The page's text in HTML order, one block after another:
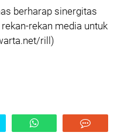
berharap sinergitas
rekan media untuk
rill)